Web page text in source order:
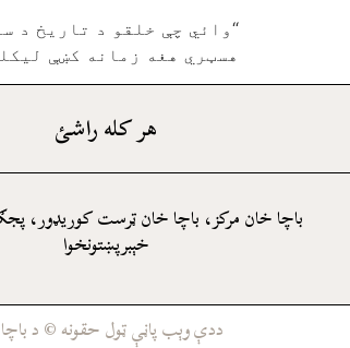
“وائي چې خلقو د تاريخ د
هسټري هغه زمانه کښې
هر کله راشئ
باچا خان مرکز، باچا خان ټرست کوريډور،
خېبرپښتونخوا
ددې وېب پاڼې ټول حقونه © د